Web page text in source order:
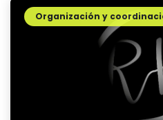
Organización y